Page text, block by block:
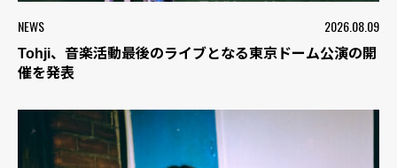
NEWS 2026.08.09
Tohji、音楽活動最後のライブとなる東京ドーム公演の開
催を発表